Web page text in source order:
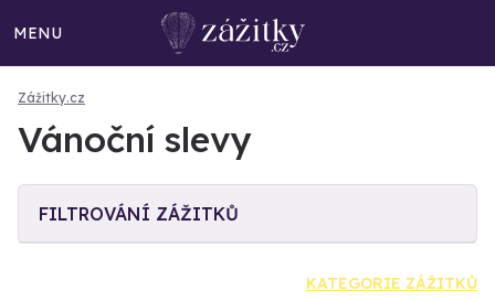
MENU
Zážitky.cz
Vánoční slevy
FILTROVÁNÍ ZÁŽITKŮ
KATEGORIE ZÁŽITKŮ